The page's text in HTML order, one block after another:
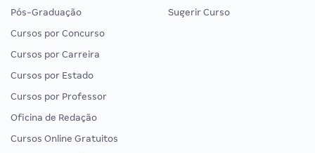
Pós-Graduação
Cursos por Concurso
Cursos por Carreira
Cursos por Estado
Cursos por Professor
Oficina de Redação
Cursos Online Gratuitos
Sugerir Curso